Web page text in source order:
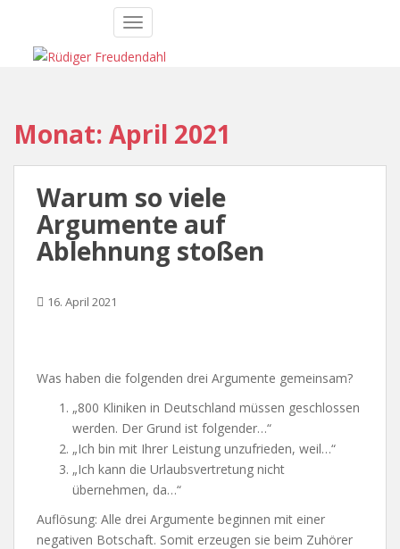
TOGGLE NAVIGATION
Monat: April 2021
Warum so viele
Argumente auf
Ablehnung stoßen
16. April 2021
Was haben die folgenden drei Argumente gemeinsam?
„800 Kliniken in Deutschland müssen geschlossen
werden. Der Grund ist folgender…“
„Ich bin mit Ihrer Leistung unzufrieden, weil…“
„Ich kann die Urlaubsvertretung nicht
übernehmen, da…“
Auflösung: Alle drei Argumente beginnen mit einer
negativen Botschaft. Somit erzeugen sie beim Zuhörer